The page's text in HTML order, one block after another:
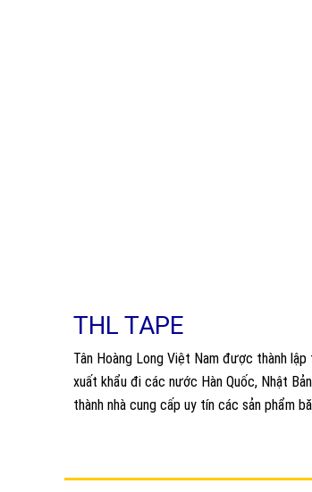
THL TAPE
Tân Hoàng Long Việt Nam được thành
xuất khẩu đi các nước Hàn Quốc, Nhật
thành nhà cung cấp uy tín các sản phẩm